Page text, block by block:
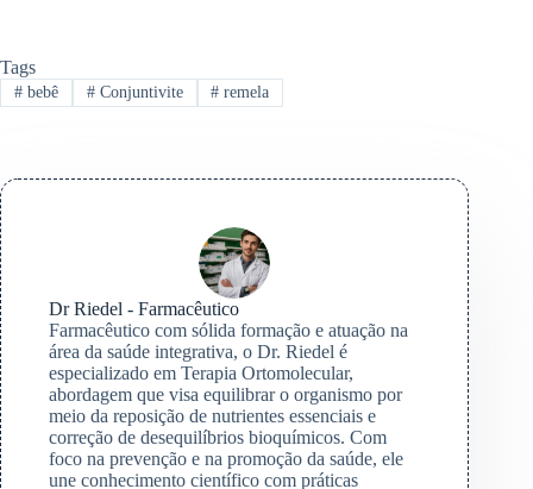
Tags
#bebê #Conjuntivite # remela
Dr Riedel - Farmacêutico
Farmacêutico com sólida formação e atuação na
área da saúde integrativa, o Dr. Riedel é
especializado em Terapia Ortomolecular,
abordagem que visa equilibrar o organismo por
meio da reposição de nutrientes essenciais e
correção de desequilíbrios bioquímicos. Com
foco na prevenção e na promoção da saúde, ele
une conhecimento científico com práticas